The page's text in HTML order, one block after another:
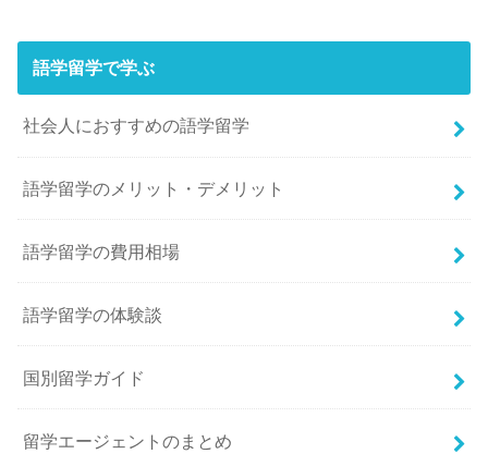
語学留学で学ぶ
社会人におすすめの語学留学
語学留学のメリット・デメリット
語学留学の費用相場
語学留学の体験談
国別留学ガイド
留学エージェントのまとめ